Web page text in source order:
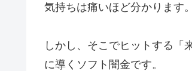
気持ちは痛いほど分かります。
しかし、そこでヒットする「
に導くソフト闇金です。